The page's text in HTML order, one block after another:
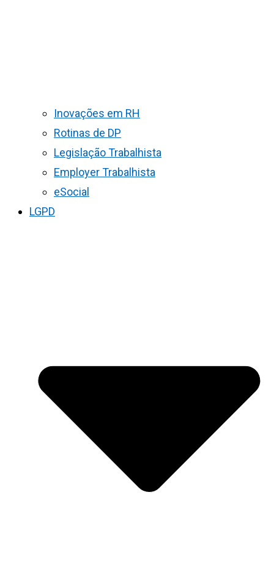
Inovações em RH
Rotinas de DP
Legislação Trabalhista
Employer Trabalhista
eSocial
LGPD